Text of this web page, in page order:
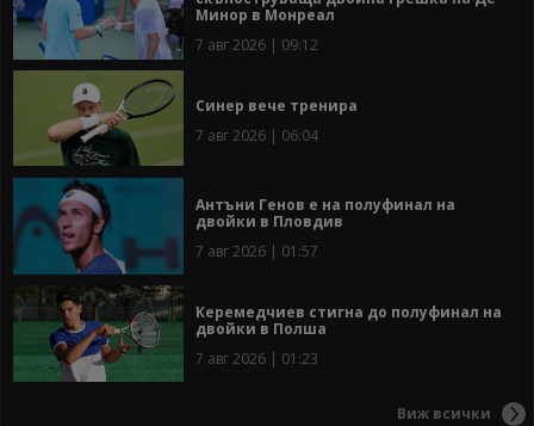
Минор в Монреал
7 авг 2026 | 09:12
Синер вече тренира
7 авг 2026 | 06:04
Антъни Генов е на полуфинал на
двойки в Пловдив
7 авг 2026 | 01:57
Керемедчиев стигна до полуфинал на
двойки в Полша
7 авг 2026 | 01:23
Виж всички